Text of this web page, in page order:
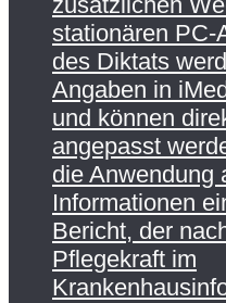
stationären PC-
des Diktats
Angaben in
und können
angepasst
die Anwendung
Informationen
Bericht, der
Pflegekraft im